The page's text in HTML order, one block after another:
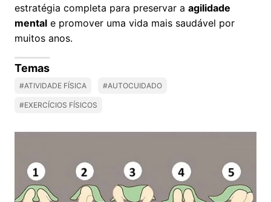
estratégia completa para preservar a agilidade
mental e promover uma vida mais saudável por
muitos anos.
Temas
#ATIVIDADE FÍSICA #AUTOCUIDADO
#EXERCÍCIOS FÍSICOS